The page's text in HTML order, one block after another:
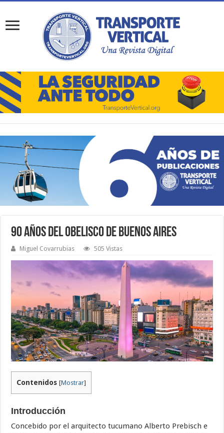
90 Años del Obelisco de Buenos Aires
Miguel Covarrubias 505 Vistas
Contenidos [Mostrar]
Introducción
Concebido por el arquitecto tucumano Alberto Prebisch e